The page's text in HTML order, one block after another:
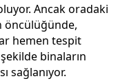
Ancak oradaki
öncülüğünde,
hemen tespit
binaların
sağlanıyor.